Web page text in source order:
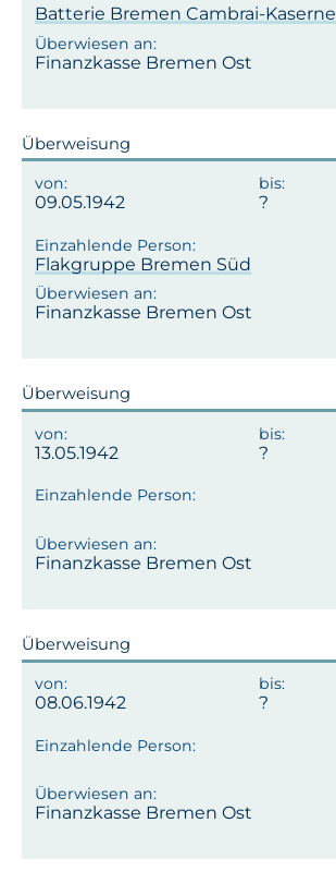
Batterie Bremen Cambrai-Kaserne
Finanzkasse Bremen Ost
Überweisung
09.05.1942
Flakgruppe Bremen Süd
Finanzkasse Bremen Ost
Überweisung
13.05.1942
Finanzkasse Bremen Ost
Überweisung
08.06.1942
Finanzkasse Bremen Ost